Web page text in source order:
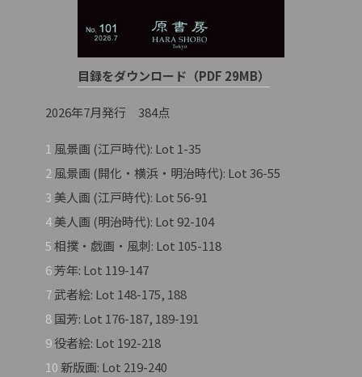
目録をダウンロード（PDF 29MB）
2026年7月発行 384点
1 風景画 (江戸時代): Lot 1-35
2風景画 (開化・横浜・明治時代): Lot 36-55
3 美人画 (江戸時代): Lot 56-91
4美人画 (明治時代): Lot 92-104
5相撲・戯画・風刺: Lot 105-118
6芳年: Lot 119-147
7武者絵: Lot 148-175, 188
8国芳: Lot 176-187, 189-191
9役者絵: Lot 192-218
10 新版画: Lot 219-240